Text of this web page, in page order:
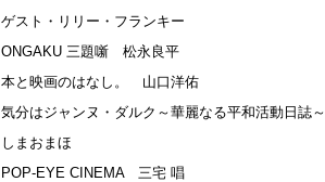
ゲスト・リリー・フランキー
ONGAKU 三題噺 松永良平
本と映画のはなし。 山口洋佑
気分はジャンヌ・ダルク～華麗なる平和活動日誌～
しまおまほ
POP-EYE CINEMA 三宅 唱